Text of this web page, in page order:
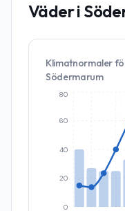
Väder i
Klimatnormaler
Södermarum
0
20
40
60
80